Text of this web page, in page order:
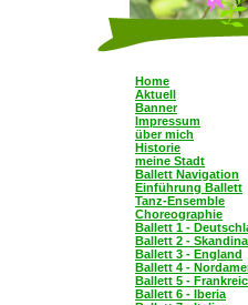
Home
Aktuell
Banner
Impressum
über mich
Historie
meine Stadt
Ballett Navigation
Einführung Ballett
Tanz-Ensemble
Choreographie
Ballett 1 -
Ballett 2 -
Ballett 3 - England
Ballett 4 -
Ballett 5 -
Ballett 6 - Iberia